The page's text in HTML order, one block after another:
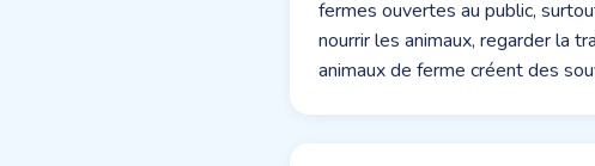
fermes ouvertes au public,
nourrir les animaux, regarder la
animaux de ferme créent des